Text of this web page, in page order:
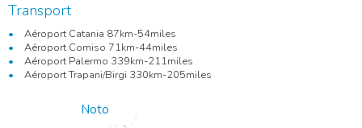
Transport
Aéroport Catania 87km-54miles
Aéroport Comiso 71km-44miles
Aéroport Palermo 339km-211miles
Aéroport Trapani/Birgi 330km-205miles
Noto